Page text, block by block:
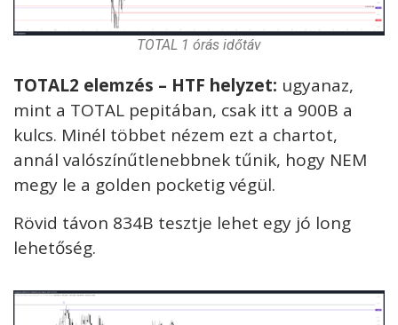
TOTAL 1 órás időtáv
TOTAL2 elemzés – HTF helyzet: ugyanaz,
mint a TOTAL pepitában, csak itt a 900B a
kulcs. Minél többet nézem ezt a chartot,
annál valószínűtlenebbnek tűnik, hogy NEM
megy le a golden pocketig végül.
Rövid távon 834B tesztje lehet egy jó long
lehetőség.